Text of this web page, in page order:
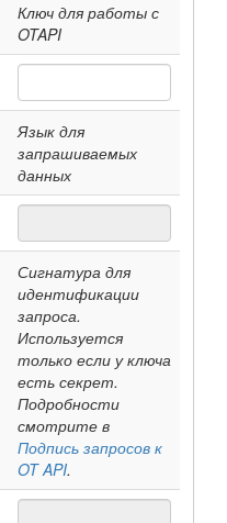
Ключ для работы с
OTAPI
Язык для
запрашиваемых
данных
Сигнатура для
идентификации
запроса.
Используется
только если у ключа
есть секрет.
Подробности
смотрите в
Подпись запросов к
OT API.